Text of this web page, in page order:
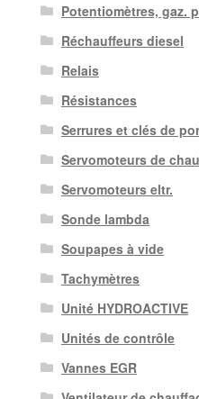
Potentiomètres, gaz.
Réchauffeurs diesel
Relais
Résistances
Serrures et clés de
Servomoteurs de
Servomoteurs eltr.
Sonde lambda
Soupapes à vide
Tachymètres
Unité HYDROACTIVE
Unités de contrôle
Vannes EGR